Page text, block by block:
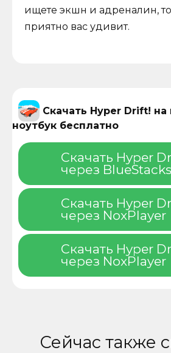
ищете экшн и адреналин, то
приятно вас удивит.
Скачать Hyper Drift!
ноутбук бесплатно
Скачать Hyper
через BlueStacks
Скачать Hyper
через NoxPlayer
Скачать Hyper
через NoxPlayer
Сейчас также